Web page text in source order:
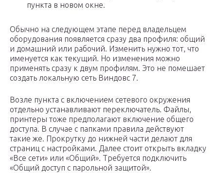
пункта в новом окне.
Обычно на следующем этапе перед владельцем
оборудования появляется сразу два профиля: общий
и домашний или рабочий. Изменить нужно тот, что
именуется как текущий. Но изменения можно
применять сразу к двум профилям. Это не помешает
создать локальную сеть Виндовс 7.
Возле пункта с включением сетевого окружения
отдельно устанавливают переключатель. Файлы,
принтеры тоже предполагают включение общего
доступа. В случае с папками правила действуют
такие же. Прокрутку до нижней части делают для
страниц с настройками. Далее стоит открыть вкладку
«Все сети» или «Общий». Требуется подключить
«Общий доступ с парольной защитой».